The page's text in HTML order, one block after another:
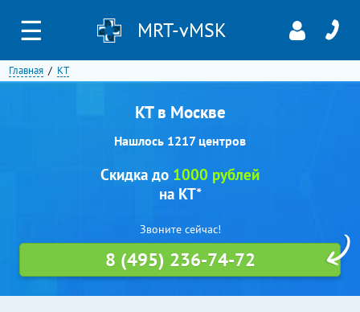
☰ MRT-vMSK
Главная КТ
КТ в Москве
Нашлось 1217 центров
Скидка до 1000 рублей
на КТ*
Звоните сейчас!
8 (495) 236-74-72